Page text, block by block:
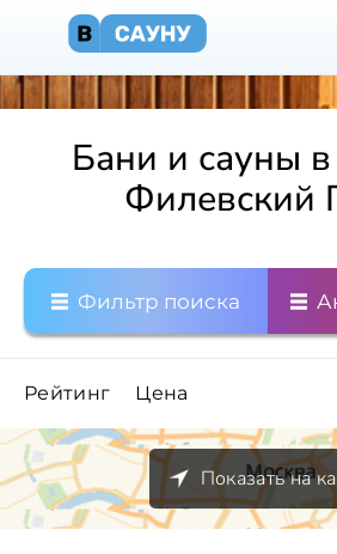
Бани и сауны
Филевский
Фильтр поиска
Рейтинг Цена
Показать на